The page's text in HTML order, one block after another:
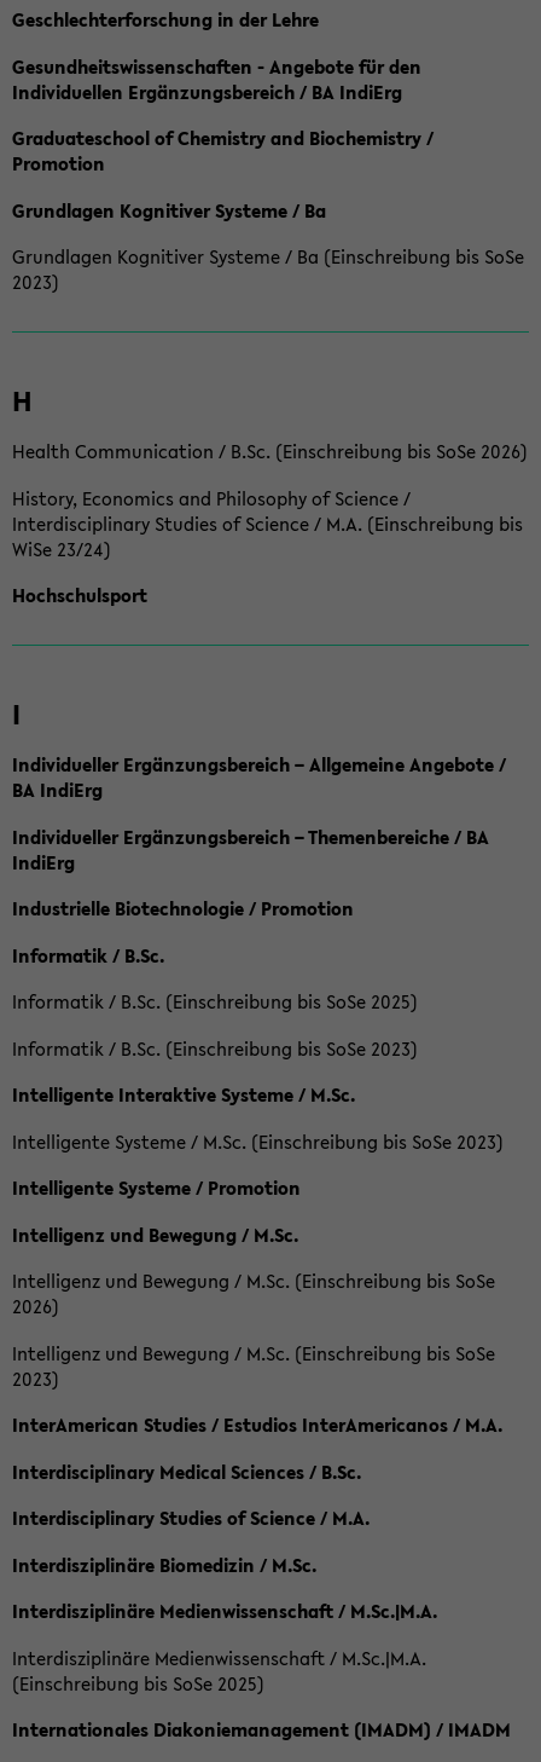
Geschlechterforschung in der Lehre
Gesundheitswissenschaften - Angebote für den
Individuellen Ergänzungsbereich / BA IndiErg
Graduateschool of Chemistry and Biochemistry /
Promotion
Grundlagen Kognitiver Systeme / Ba
Grundlagen Kognitiver Systeme / Ba (Einschreibung bis SoSe
2023)
H
Health Communication / B.Sc. (Einschreibung bis SoSe 2026)
History, Economics and Philosophy of Science /
Interdisciplinary Studies of Science / M.A. (Einschreibung bis
WiSe 23/24)
Hochschulsport
I
Individueller Ergänzungsbereich – Allgemeine Angebote /
BA IndiErg
Individueller Ergänzungsbereich – Themenbereiche / BA
IndiErg
Industrielle Biotechnologie / Promotion
Informatik / B.Sc.
Informatik / B.Sc. (Einschreibung bis SoSe 2025)
Informatik / B.Sc. (Einschreibung bis SoSe 2023)
Intelligente Interaktive Systeme / M.Sc.
Intelligente Systeme / M.Sc. (Einschreibung bis SoSe 2023)
Intelligente Systeme / Promotion
Intelligenz und Bewegung / M.Sc.
Intelligenz und Bewegung / M.Sc. (Einschreibung bis SoSe
2026)
Intelligenz und Bewegung / M.Sc. (Einschreibung bis SoSe
2023)
InterAmerican Studies / Estudios InterAmericanos / M.A.
Interdisciplinary Medical Sciences / B.Sc.
Interdisciplinary Studies of Science / M.A.
Interdisziplinäre Biomedizin / M.Sc.
Interdisziplinäre Medienwissenschaft / M.Sc.|M.A.
Interdisziplinäre Medienwissenschaft / M.Sc.|M.A.
(Einschreibung bis SoSe 2025)
Internationales Diakoniemanagement (IMADM) / IMADM